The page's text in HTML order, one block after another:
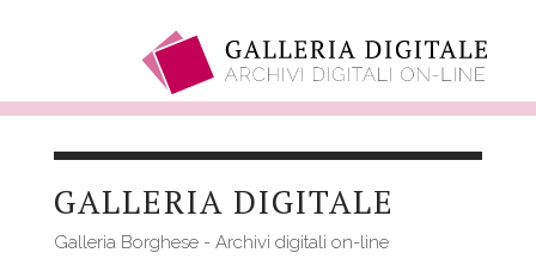
contenutoGALLERIA DIGITALE
Galleria Borghese - Archivi digitali on-line